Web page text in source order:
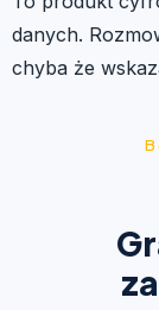
danych.
chyba że